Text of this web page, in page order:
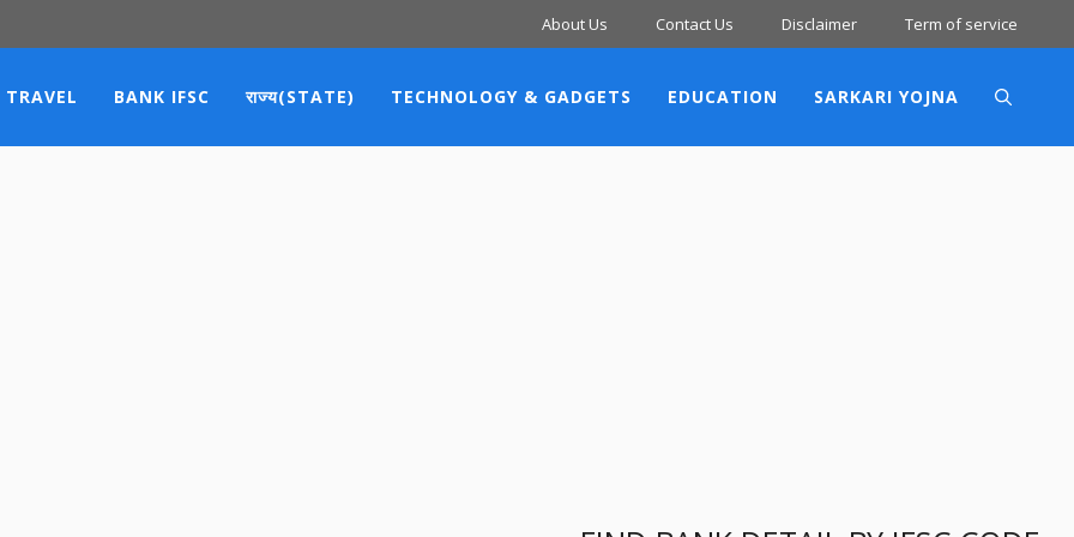
About Us Contact Us Disclaimer Term of service
TRAVEL BANK IFSC राज्य(STATE) TECHNOLOGY & GADGETS EDUCATION SARKARI YOJNA